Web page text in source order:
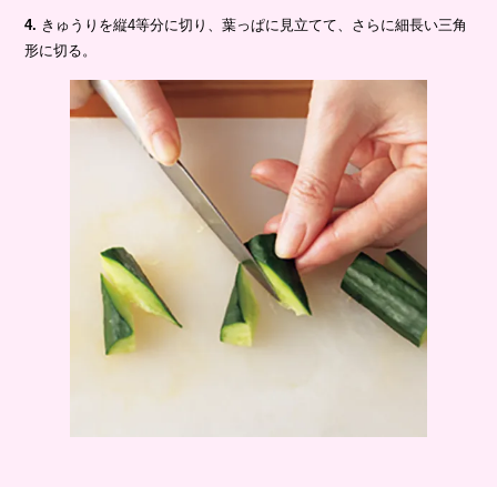
4. きゅうりを縦4等分に切り、葉っぱに見立てて、さらに細長い三角
形に切る。